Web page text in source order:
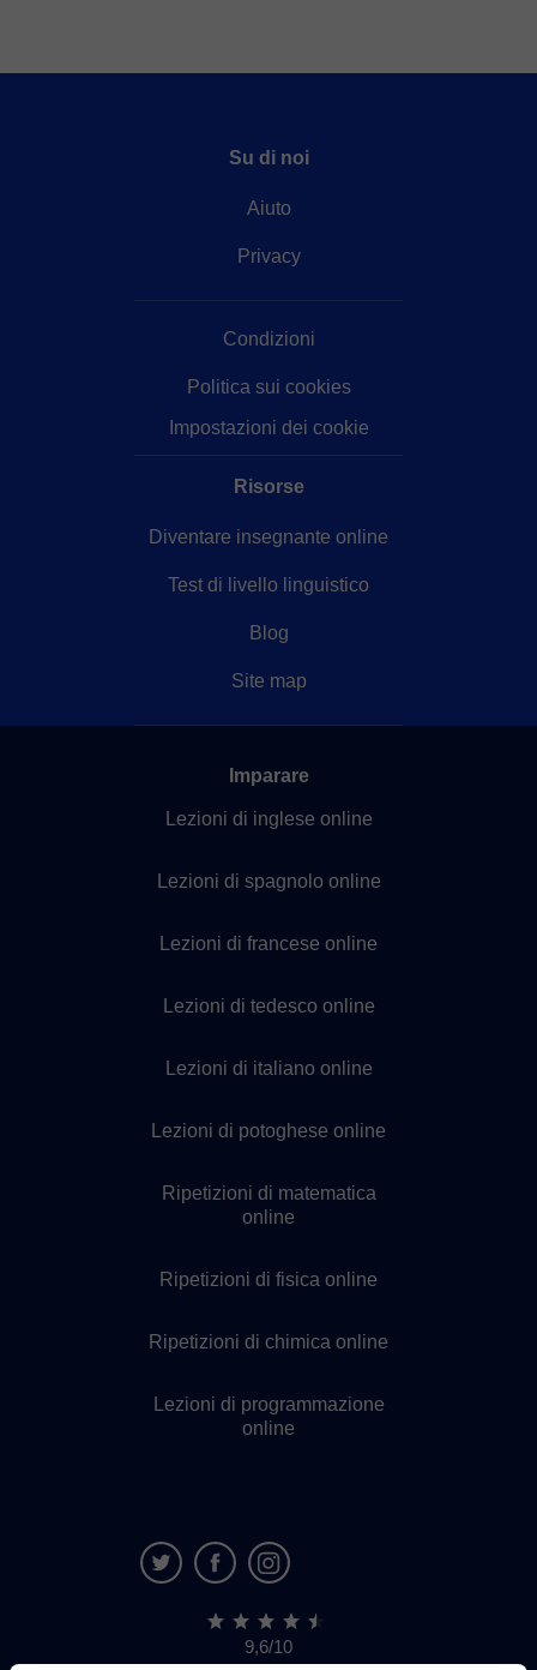
Su di noi
Aiuto
Privacy
Condizioni
Politica sui cookies
Impostazioni dei cookie
Risorse
Diventare insegnante online
Test di livello linguistico
Blog
Site map
Imparare
Lezioni di inglese online
Lezioni di spagnolo online
Lezioni di francese online
Lezioni di tedesco online
Lezioni di italiano online
Lezioni di potoghese online
Ripetizioni di matematica
online
Ripetizioni di fisica online
Ripetizioni di chimica online
Lezioni di programmazione
online
9,6/10